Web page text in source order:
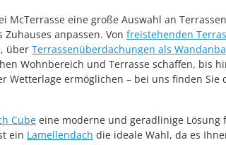
eine große Auswahl an
anpassen. Vonfreistehenden
überTerrassenüberdachungen als
Wohnbereich und Terrasse schaffen, bis
ermöglichen – bei uns finden Sie
Cube eine moderne und geradlinige Lösung
ein Lamellendach die ideale Wahl, da es